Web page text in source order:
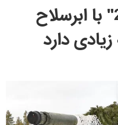
رسانه: تانک "لئوپارد 2" با ابرسلاح
دارد